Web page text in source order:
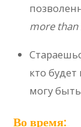
more than
кто
могу
Во время: